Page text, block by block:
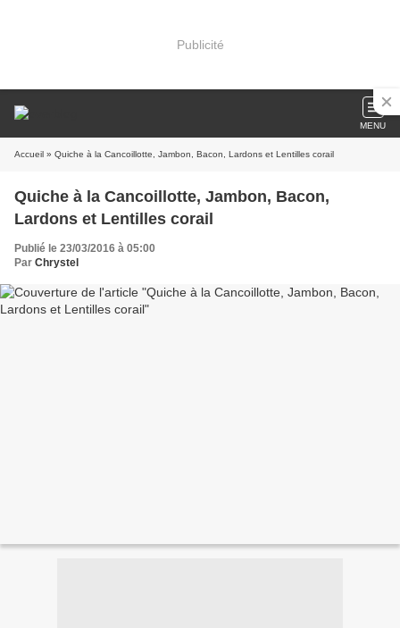
Publicité
MENU
Accueil » Quiche à la Cancoillotte, Jambon, Bacon, Lardons et Lentilles corail
Quiche à la Cancoillotte, Jambon, Bacon,
Lardons et Lentilles corail
Publié le 23/03/2016 à 05:00
Par Chrystel